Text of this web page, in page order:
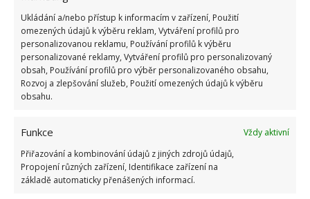
Ukládání a/nebo přístup k informacím v zařízení, Použití
omezených údajů k výběru reklam, Vytváření profilů pro
personalizovanou reklamu, Používání profilů k výběru
personalizované reklamy, Vytváření profilů pro personalizovaný
obsah, Používání profilů pro výběr personalizovaného obsahu,
Rozvoj a zlepšování služeb, Použití omezených údajů k výběru
obsahu.
Funkce
Vždy aktivní
Přiřazování a kombinování údajů z jiných zdrojů údajů,
Propojení různých zařízení, Identifikace zařízení na
základě automaticky přenášených informací.
Jakmile se koncem léta ochladí, přemístěte ho zpět
do tepla. Zázvor je připraven ke sklizni přibližně 9
měsíců od vysazení.Sklidíte ho tak, že vytáhnete
celou rostlinu. Nezapomeňte si část vypěstovaného
růstu se také může stát, že zázvoru nebude stačit
nádoba, do které jste ho vysadili, pak ho přesaďte do
větší.